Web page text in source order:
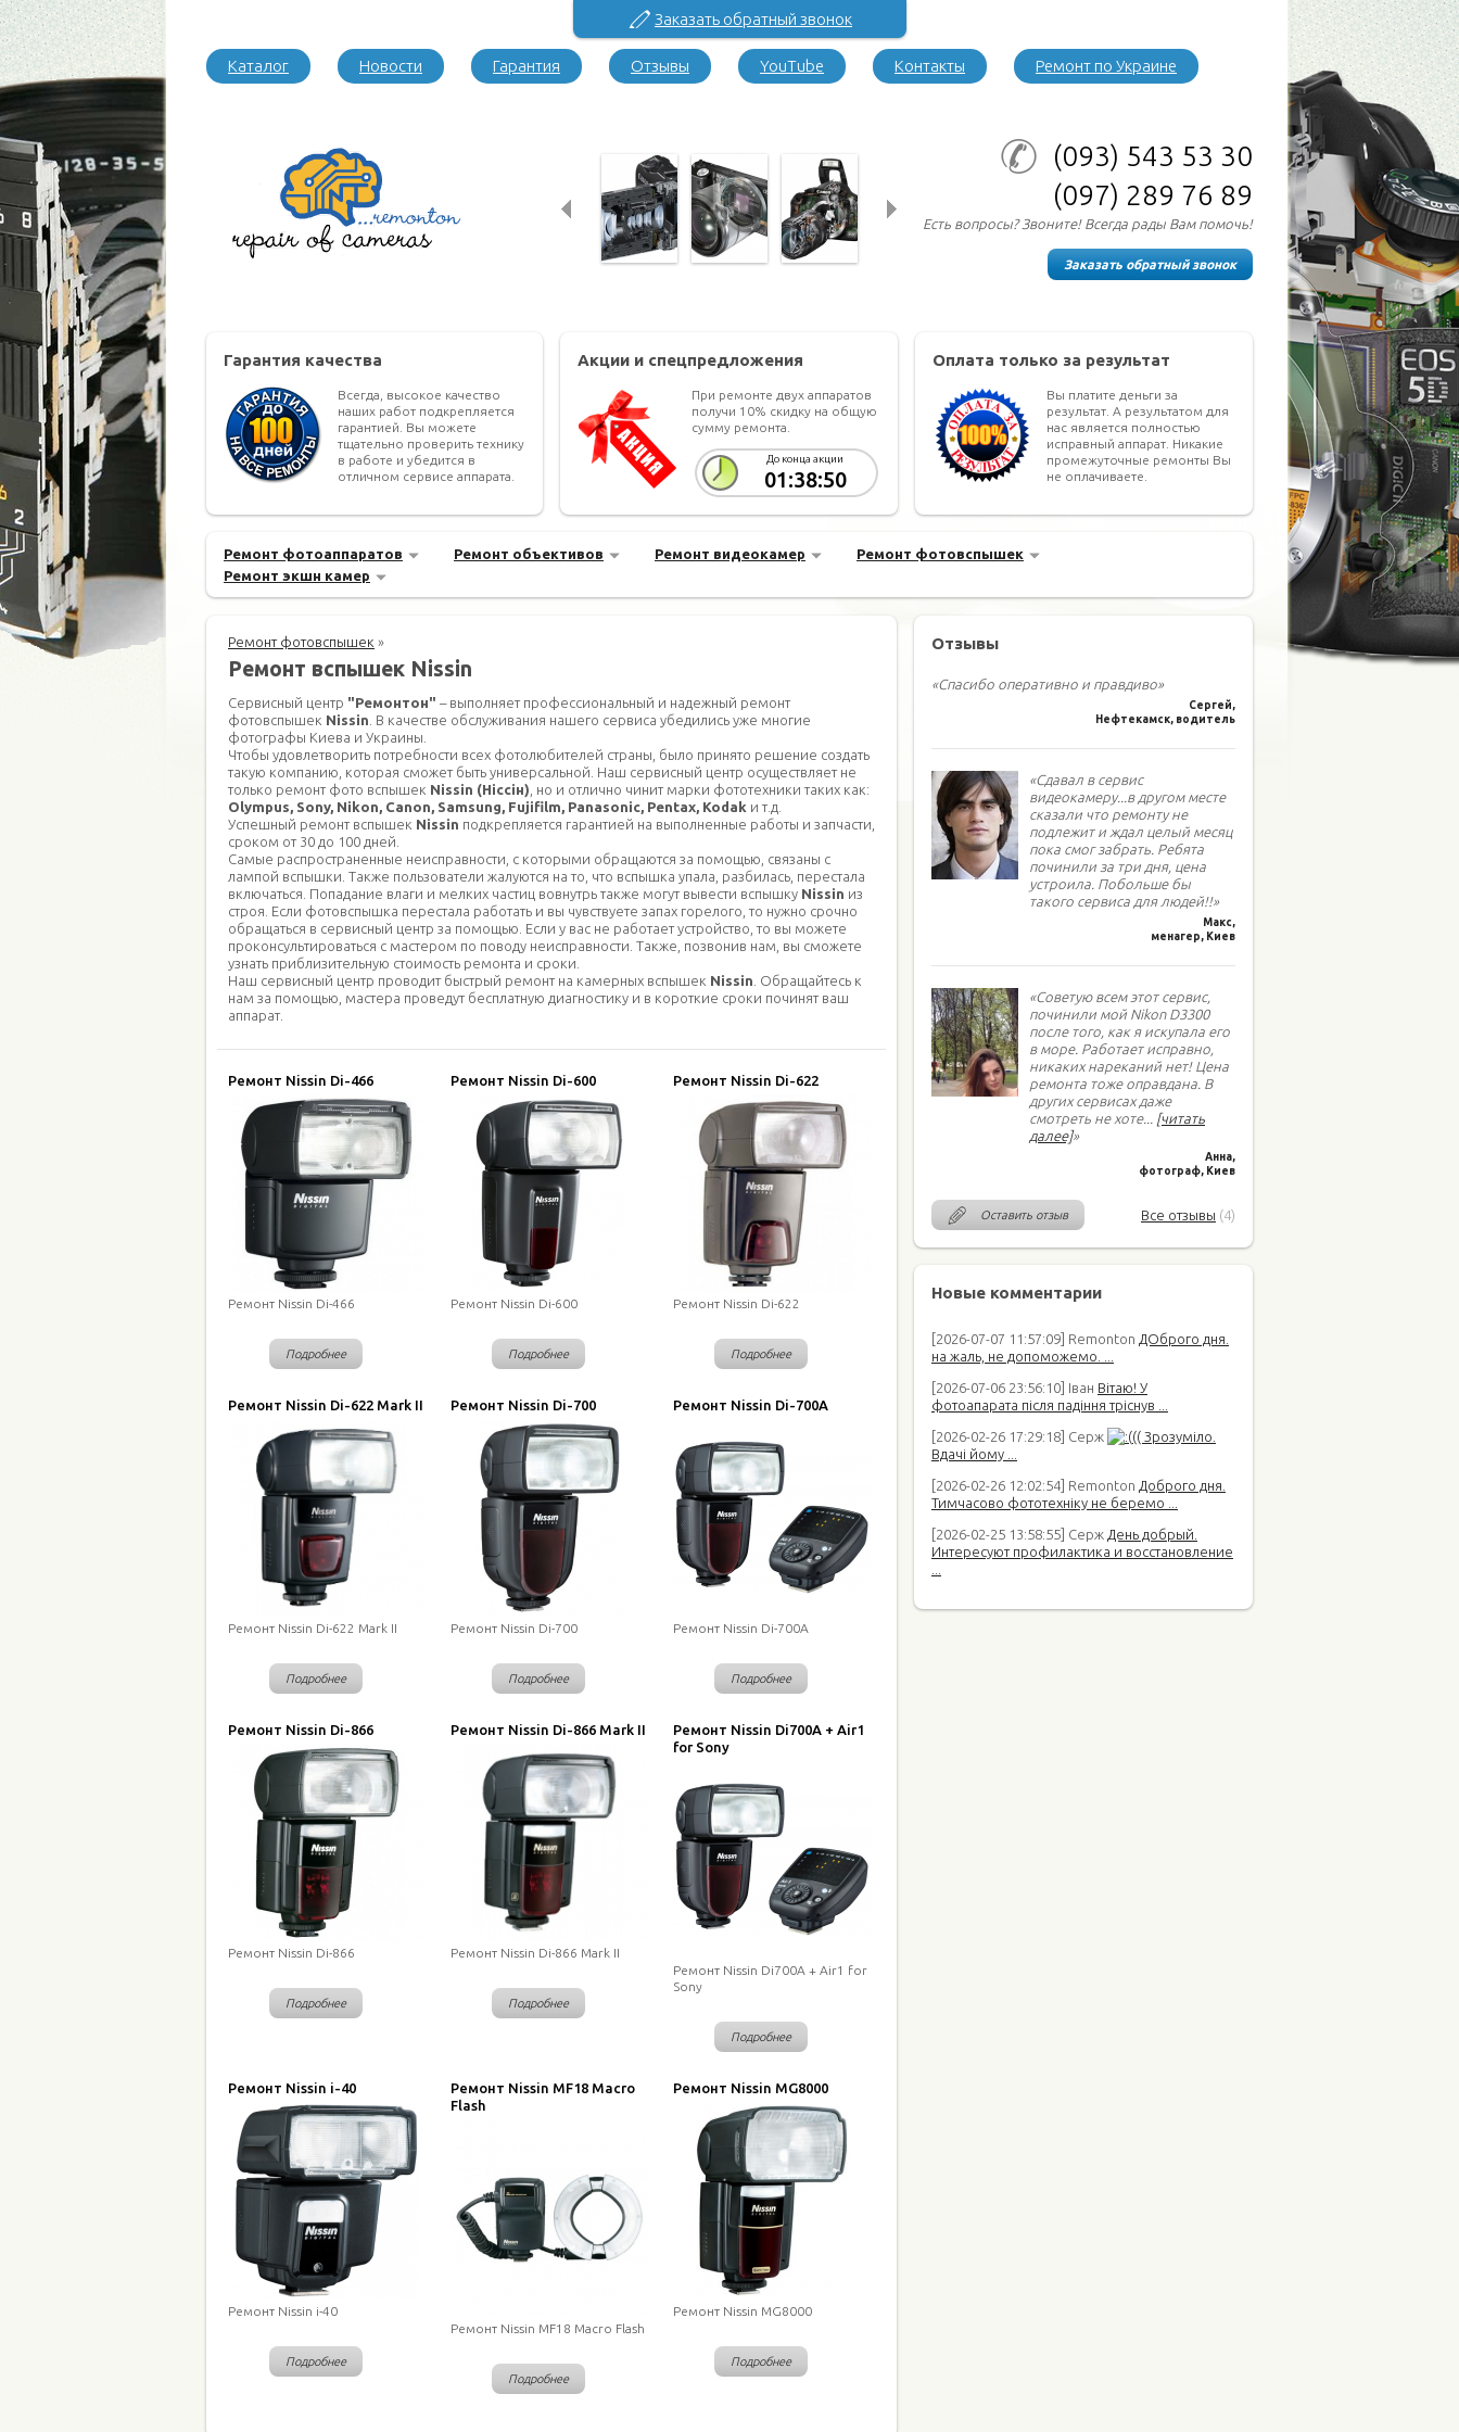
Каталог Новости Гарантия Отзывы YouTube Контакты Ремонт по Украине
(093) 543 53 30
(097) 289 76 89
Есть вопросы? Звоните! Всегда рады Вам помочь!
Заказать обратный звонок
Гарантия качества
Всегда, высокое качество
наших работ подкрепляется
гарантией. Вы можете
тщательно проверить технику
в работе и убедится в
отличном сервисе аппарата.
Акции и спецпредложения
При ремонте двух аппаратов
получи 10% скидку на общую
сумму ремонта.
До конца акции
01:38:49
Оплата только за результат
Вы платите деньги за
результат. А результатом для
нас является полностью
исправный аппарат. Никакие
промежуточные ремонты Вы
не оплачиваете.
Ремонт фотоаппаратов Ремонт объективов Ремонт видеокамер
Ремонт фотовспышек
Ремонт экшн камер
Отзывы
«Спасибо оперативно и правдиво»
Сергей,
Нефтекамск, водитель
«Сдавал в сервис
видеокамеру...в другом месте
сказали что ремонту не
подлежит и ждал целый месяц
пока смог забрать. Ребята
починили за три дня, цена
устроила. Побольше бы
такого сервиса для людей!!»
Макс,
менагер, Киев
«Советую всем этот сервис,
починили мой Nikon D3300
после того, как я искупала его
в море. Работает исправно,
никаких нареканий нет! Цена
ремонта тоже оправдана. В
других сервисах даже
смотреть не хоте... [читать
далее]»
Анна,
фотограф, Киев
Оставить отзыв Все отзывы (4)
Новые комментарии
[2026-07-07 11:57:09] Remonton ДОброго дня.
на жаль, не допоможемо. ...
[2026-07-06 23:56:10] Іван Вітаю! У
фотоапарата після падіння тріснув ...
[2026-02-26 17:29:18] Серж
(( Зрозуміло.
Вдачі йому ...
[2026-02-26 12:02:54] Remonton Доброго дня.
Тимчасово фототехніку не беремо ...
[2026-02-25 13:58:55] Серж День добрый.
Интересуют профилактика и восстановление
Ремонт фотовспышек »
Ремонт вспышек Nissin
Сервисный центр "Ремонтон" – выполняет профессиональный и надежный ремонт
фотовспышек Nissin . В качестве обслуживания нашего сервиса убедились уже многие
фотографы Киева и Украины.
Чтобы удовлетворить потребности всех фотолюбителей страны, было принято решение создать
такую компанию, которая сможет быть универсальной. Наш сервисный центр осуществляет не
только ремонт фото вспышек Nissin (Ніссін) , но и отлично чинит марки фототехники таких как:
Olympus, Sony, Nikon, Canon, Samsung, Fujifilm, Panasonic, Pentax, Kodak и т.д.
Успешный ремонт вспышек Nissin подкрепляется гарантией на выполненные работы и запчасти,
сроком от 30 до 100 дней.
Самые распространенные неисправности, с которыми обращаются за помощью, связаны с
лампой вспышки. Также пользователи жалуются на то, что вспышка упала, разбилась, перестала
включаться. Попадание влаги и мелких частиц вовнутрь также могут вывести вспышку Nissin из
строя. Если фотовспышка перестала работать и вы чувствуете запах горелого, то нужно срочно
обращаться в сервисный центр за помощью. Если у вас не работает устройство, то вы можете
проконсультироваться с мастером по поводу неисправности. Также, позвонив нам, вы сможете
узнать приблизительную стоимость ремонта и сроки.
Наш сервисный центр проводит быстрый ремонт на камерных вспышек Nissin . Обращайтесь к
нам за помощью, мастера проведут бесплатную диагностику и в короткие сроки починят ваш
аппарат.
Ремонт Nissin Di-466
Ремонт Nissin Di-466
Подробнее
Ремонт Nissin Di-600
Ремонт Nissin Di-600
Подробнее
Ремонт Nissin Di-622
Ремонт Nissin Di-622
Подробнее
Ремонт Nissin Di-622 Mark II
Ремонт Nissin Di-622 Mark II
Подробнее
Ремонт Nissin Di-700
Ремонт Nissin Di-700
Подробнее
Ремонт Nissin Di-700A
Ремонт Nissin Di-700A
Подробнее
Ремонт Nissin Di-866
Ремонт Nissin Di-866
Подробнее
Ремонт Nissin Di-866 Mark II
Ремонт Nissin Di-866 Mark II
Подробнее
Ремонт Nissin Di700A + Air1
for Sony
Ремонт Nissin Di700A + Air1 for
Sony
Подробнее
Ремонт Nissin i-40
Ремонт Nissin i-40
Подробнее
Ремонт Nissin MF18 Macro
Flash
Ремонт Nissin MF18 Macro Flash
Подробнее
Ремонт Nissin MG8000
Ремонт Nissin MG8000
Подробнее
Заказать обратный звонок